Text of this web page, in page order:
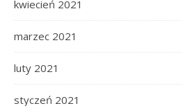
kwiecień 2021
marzec 2021
luty 2021
styczeń 2021